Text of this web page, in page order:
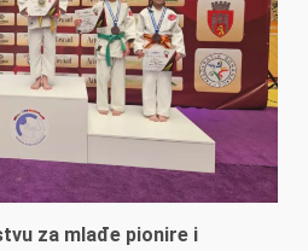
za mlađe pionire i